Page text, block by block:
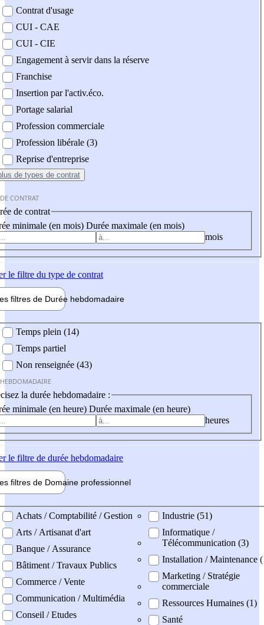
Contrat d'usage
CUI - CAE
CUI - CIE
Engagement à servir dans la réserve
Franchise
Insertion par l'activ.éco.
Portage salarial
Profession commerciale
Profession libérale (3)
Reprise d'entreprise
de types de contrat
CONTRAT
de contrat
minimale (en mois) Durée maximale (en mois)
mois
le filtre du type de contrat
filtres de Durée hebdomadaire
Temps plein (14)
Temps partiel
Non renseignée (43)
la durée hebdomadaire :
minimale (en heure) Durée maximale (en heure)
heures
le filtre de durée hebdomadaire
filtres de Domaine professionnel
professionel
Achats / Comptabilité / Gestion
Arts / Artisanat d'art
Banque / Assurance
Bâtiment / Travaux Publics
Commerce / Vente
Communication / Multimédia
Conseil / Etudes
Industrie (51)
Informatique /
Télécommunication (3)
Installation / Maintenance
Marketing / Stratégie
commerciale
Ressources Humaines (1)
Santé